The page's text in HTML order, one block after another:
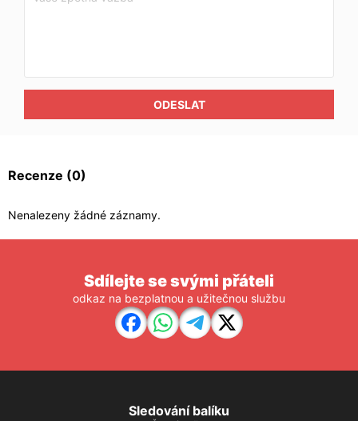
ODESLAT
Recenze (0)
Nenalezeny žádné záznamy.
Sdílejte se svými přáteli
odkaz na bezplatnou a užitečnou službu
Sledování balíku